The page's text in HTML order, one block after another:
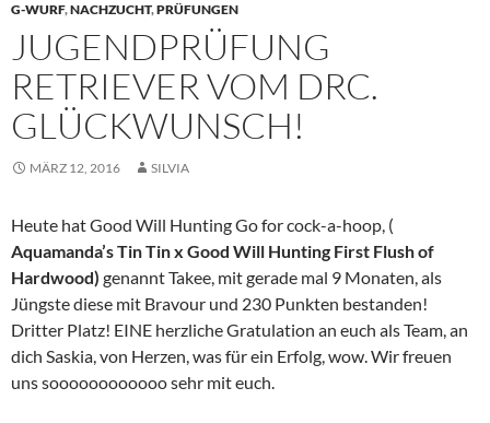
G-WURF,NACHZUCHT,PRÜFUNGEN
JUGENDPRÜFUNG
RETRIEVER VOM DRC.
GLÜCKWUNSCH!
MÄRZ 12, 2016 SILVIA
Heute hat Good Will Hunting Go for cock-a-hoop, (
Aquamanda’s Tin Tin x Good Will Hunting First Flush of
Hardwood) genannt Takee, mit gerade mal 9 Monaten, als
Jüngste diese mit Bravour und 230 Punkten bestanden!
Dritter Platz! EINE herzliche Gratulation an euch als Team, an
dich Saskia, von Herzen, was für ein Erfolg, wow. Wir freuen
uns soooooooooooo sehr mit euch.